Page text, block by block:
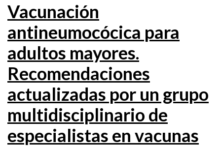
Vacunación
antineumocócica para
adultos mayores.
Recomendaciones
actualizadas por un grupo
multidisciplinario de
especialistas en vacunas